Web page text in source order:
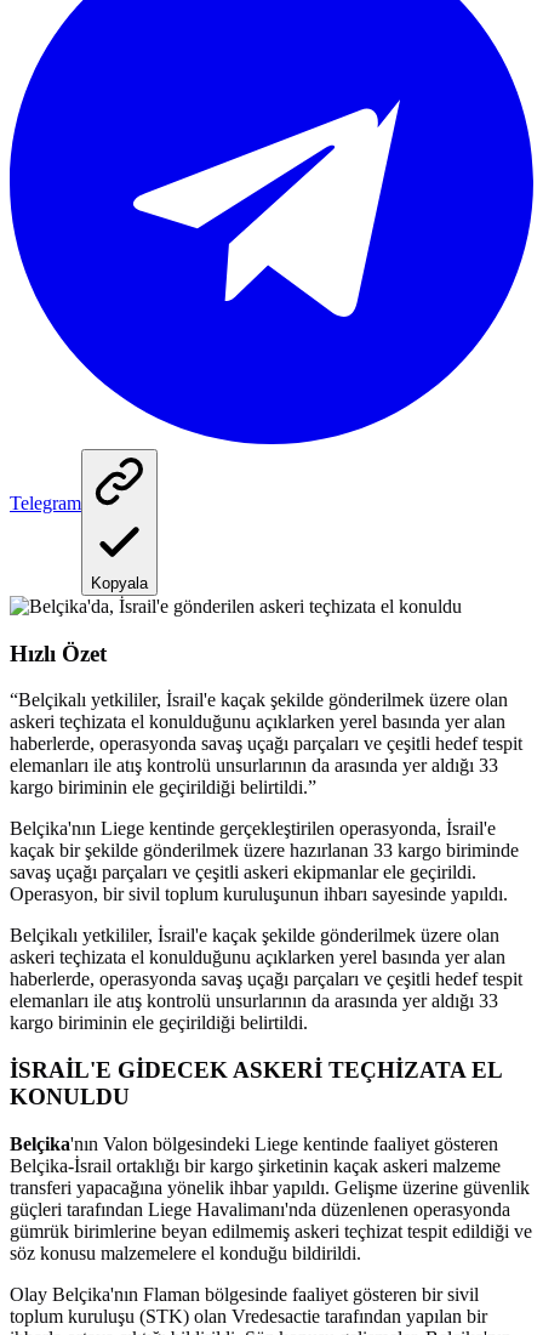
Telegram
Kopyala
Hızlı Özet
“Belçikalı yetkililer, İsrail'e kaçak şekilde gönderilmek üzere olan
askeri teçhizata el konulduğunu açıklarken yerel basında yer alan
haberlerde, operasyonda savaş uçağı parçaları ve çeşitli hedef tespit
elemanları ile atış kontrolü unsurlarının da arasında yer aldığı 33
kargo biriminin ele geçirildiği belirtildi.”
Belçika'nın Liege kentinde gerçekleştirilen operasyonda, İsrail'e
kaçak bir şekilde gönderilmek üzere hazırlanan 33 kargo biriminde
savaş uçağı parçaları ve çeşitli askeri ekipmanlar ele geçirildi.
Operasyon, bir sivil toplum kuruluşunun ihbarı sayesinde yapıldı.
Belçikalı yetkililer, İsrail'e kaçak şekilde gönderilmek üzere olan
askeri teçhizata el konulduğunu açıklarken yerel basında yer alan
haberlerde, operasyonda savaş uçağı parçaları ve çeşitli hedef tespit
elemanları ile atış kontrolü unsurlarının da arasında yer aldığı 33
kargo biriminin ele geçirildiği belirtildi.
İSRAİL'E GİDECEK ASKERİ TEÇHİZATA EL
KONULDU
Belçika'nın Valon bölgesindeki Liege kentinde faaliyet gösteren
Belçika-İsrail ortaklığı bir kargo şirketinin kaçak askeri malzeme
transferi yapacağına yönelik ihbar yapıldı. Gelişme üzerine güvenlik
güçleri tarafından Liege Havalimanı'nda düzenlenen operasyonda
gümrük birimlerine beyan edilmemiş askeri teçhizat tespit edildiği ve
söz konusu malzemelere el konduğu bildirildi.
Olay Belçika'nın Flaman bölgesinde faaliyet gösteren bir sivil
toplum kuruluşu (STK) olan Vredesactie tarafından yapılan bir